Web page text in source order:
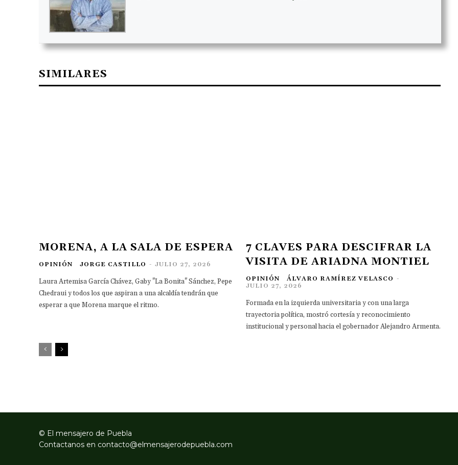
SIMILARES
MORENA, A LA SALA DE ESPERA
OPINIÓN JORGE CASTILLO - JULIO 27, 2026
Laura Artemisa García Chávez, Gaby "La Bonita" Sánchez, Pepe
Chedraui y todos los que aspiran a una alcaldía tendrán que
esperar a que Morena marque el ritmo.
7 CLAVES PARA DESCIFRAR LA
VISITA DE ARIADNA MONTIEL
OPINIÓN ÁLVARO RAMÍREZ VELASCO -
JULIO 27, 2026
Formada en la izquierda universitaria y con una larga
trayectoria política, mostró cortesía y reconocimiento
institucional y personal hacia el gobernador Alejandro Armenta.
© El mensajero de Puebla
Contactanos en contacto@elmensajerodepuebla.com